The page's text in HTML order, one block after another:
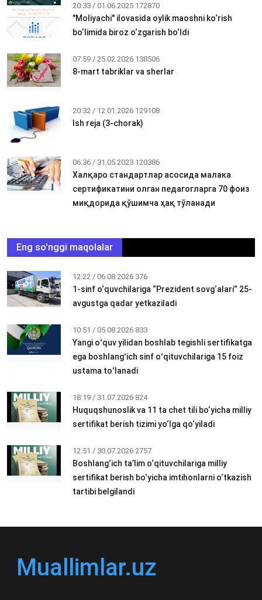
20:33 / 01.06.2025 172870
"Moliyachi" ilovasida oylik maoshni ko‘rish
bo‘limida biroz o‘zgarish bo‘ldi
07:59 / 25.02.2026 138506
8-mart tabriklar va sherlar
20:32 / 12.01.2026 129108
Ish reja (3-chorak)
06:36 / 31.05.2023 120386
Халқаро стандартлар асосида малака
сертификатини олган педагогларга 70 фоиз
миқдорида қўшимча ҳақ тўланади
Eng so'nggi maqolalar
12:22 / 06.08.2026 376
1-sinf o‘quvchilariga “Prezident sovg‘alari” 25-
avgustga qadar yetkaziladi
10:51 / 05.08.2026 833
Yangi oʻquv yilidan boshlab tegishli sertifikatga
ega boshlangʻich sinf oʻqituvchilariga 15 foiz
ustama toʻlanadi
18:19 / 31.07.2026 824
Huquqshunoslik va 11 ta chet tili bo‘yicha milliy
sertifikat berish tizimi yo‘lga qo‘yiladi
12:51 / 30.07.2026 2757
Boshlang‘ich ta’lim o‘qituvchilariga milliy
sertifikat berish bo‘yicha imtihonlarni o‘tkazish
tartibi belgilandi
Muallimlar.uz